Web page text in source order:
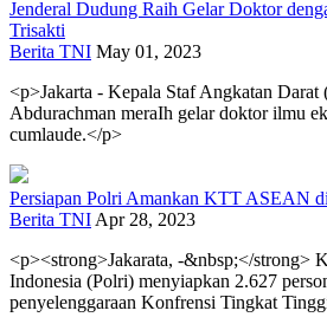
Jenderal Dudung Raih Gelar Doktor
Trisakti
Berita TNI May 01, 2023
<p>Jakarta - Kepala Staf Angkatan
Abdurachman meraIh gelar doktor ilmu
cumlaude.</p>
Persiapan Polri Amankan KTT ASEAN
Berita TNI Apr 28, 2023
<p><strong>Jakarata, -&nbsp;</strong>
Indonesia (Polri) menyiapkan 2.627
penyelenggaraan Konfrensi Tingkat